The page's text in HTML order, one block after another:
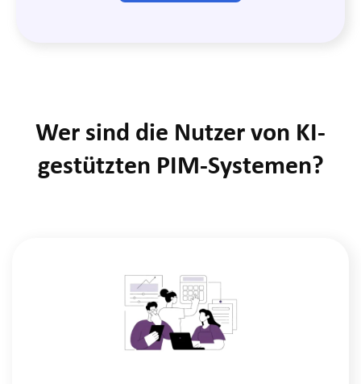
Wer sind die Nutzer von KI-
gestützten PIM-Systemen?